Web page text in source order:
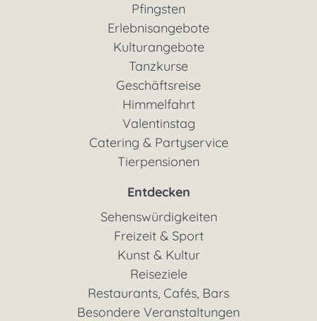
Pfingsten
Erlebnisangebote
Kulturangebote
Tanzkurse
Geschäftsreise
Himmelfahrt
Valentinstag
Catering & Partyservice
Tierpensionen
Entdecken
Sehenswürdigkeiten
Freizeit & Sport
Kunst & Kultur
Reiseziele
Restaurants, Cafés, Bars
Besondere Veranstaltungen